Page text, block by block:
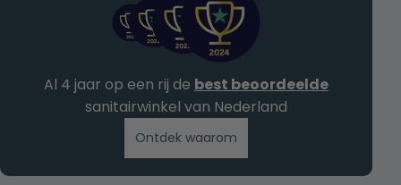
Al 4 jaar op een rij de best beoordeelde
sanitairwinkel van Nederland
Ontdek waarom